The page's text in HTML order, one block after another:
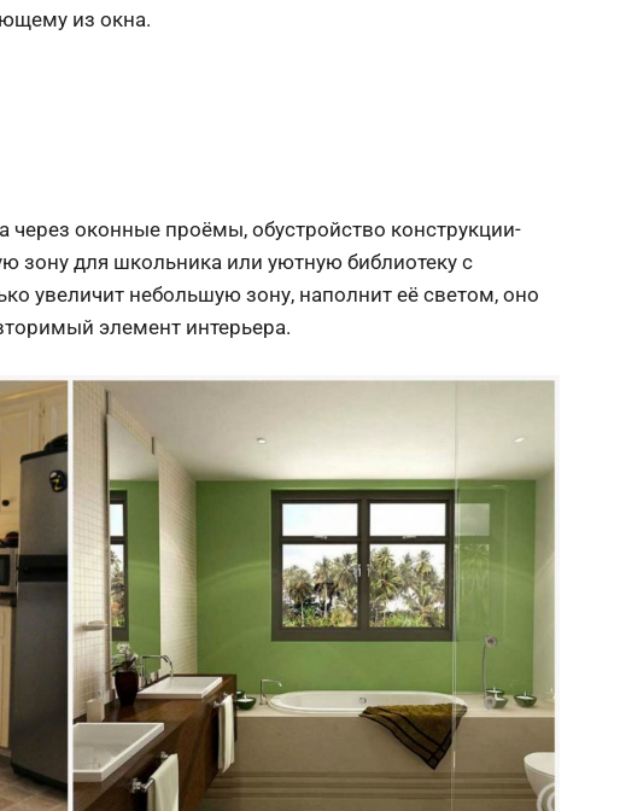
из окна.
оконные проёмы, обустройство конструкции-
зону для школьника или уютную библиотеку с
увеличит небольшую зону, наполнит её светом, оно
элемент интерьера.